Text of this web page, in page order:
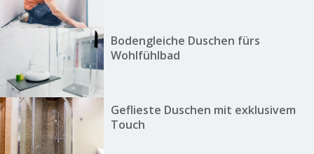
Bodengleiche Duschen fürs
Wohlfühlbad
Geflieste Duschen mit exklusivem
Touch